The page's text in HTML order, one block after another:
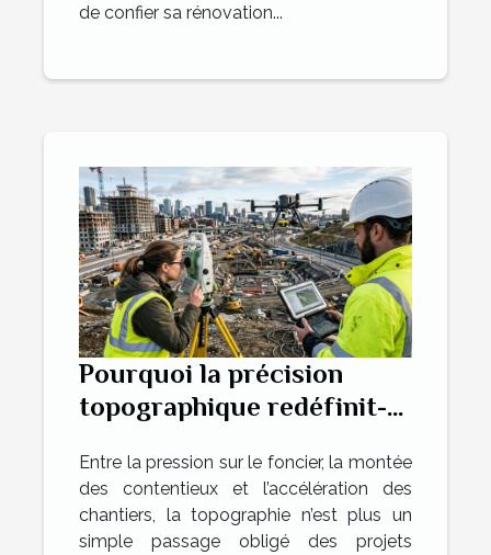
de confier sa rénovation...
Pourquoi la précision
topographique redéfinit-
d’aménagement ?
Entre la pression sur le foncier, la montée
des contentieux et l’accélération des
chantiers, la topographie n’est plus un
simple passage obligé des projets